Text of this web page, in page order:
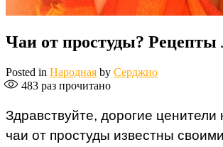
Чаи от простуды? Рецепты
Posted in Народная by Серджио
483 раз прочитано
Здравствуйте, дорогие
чаи от простуды известны